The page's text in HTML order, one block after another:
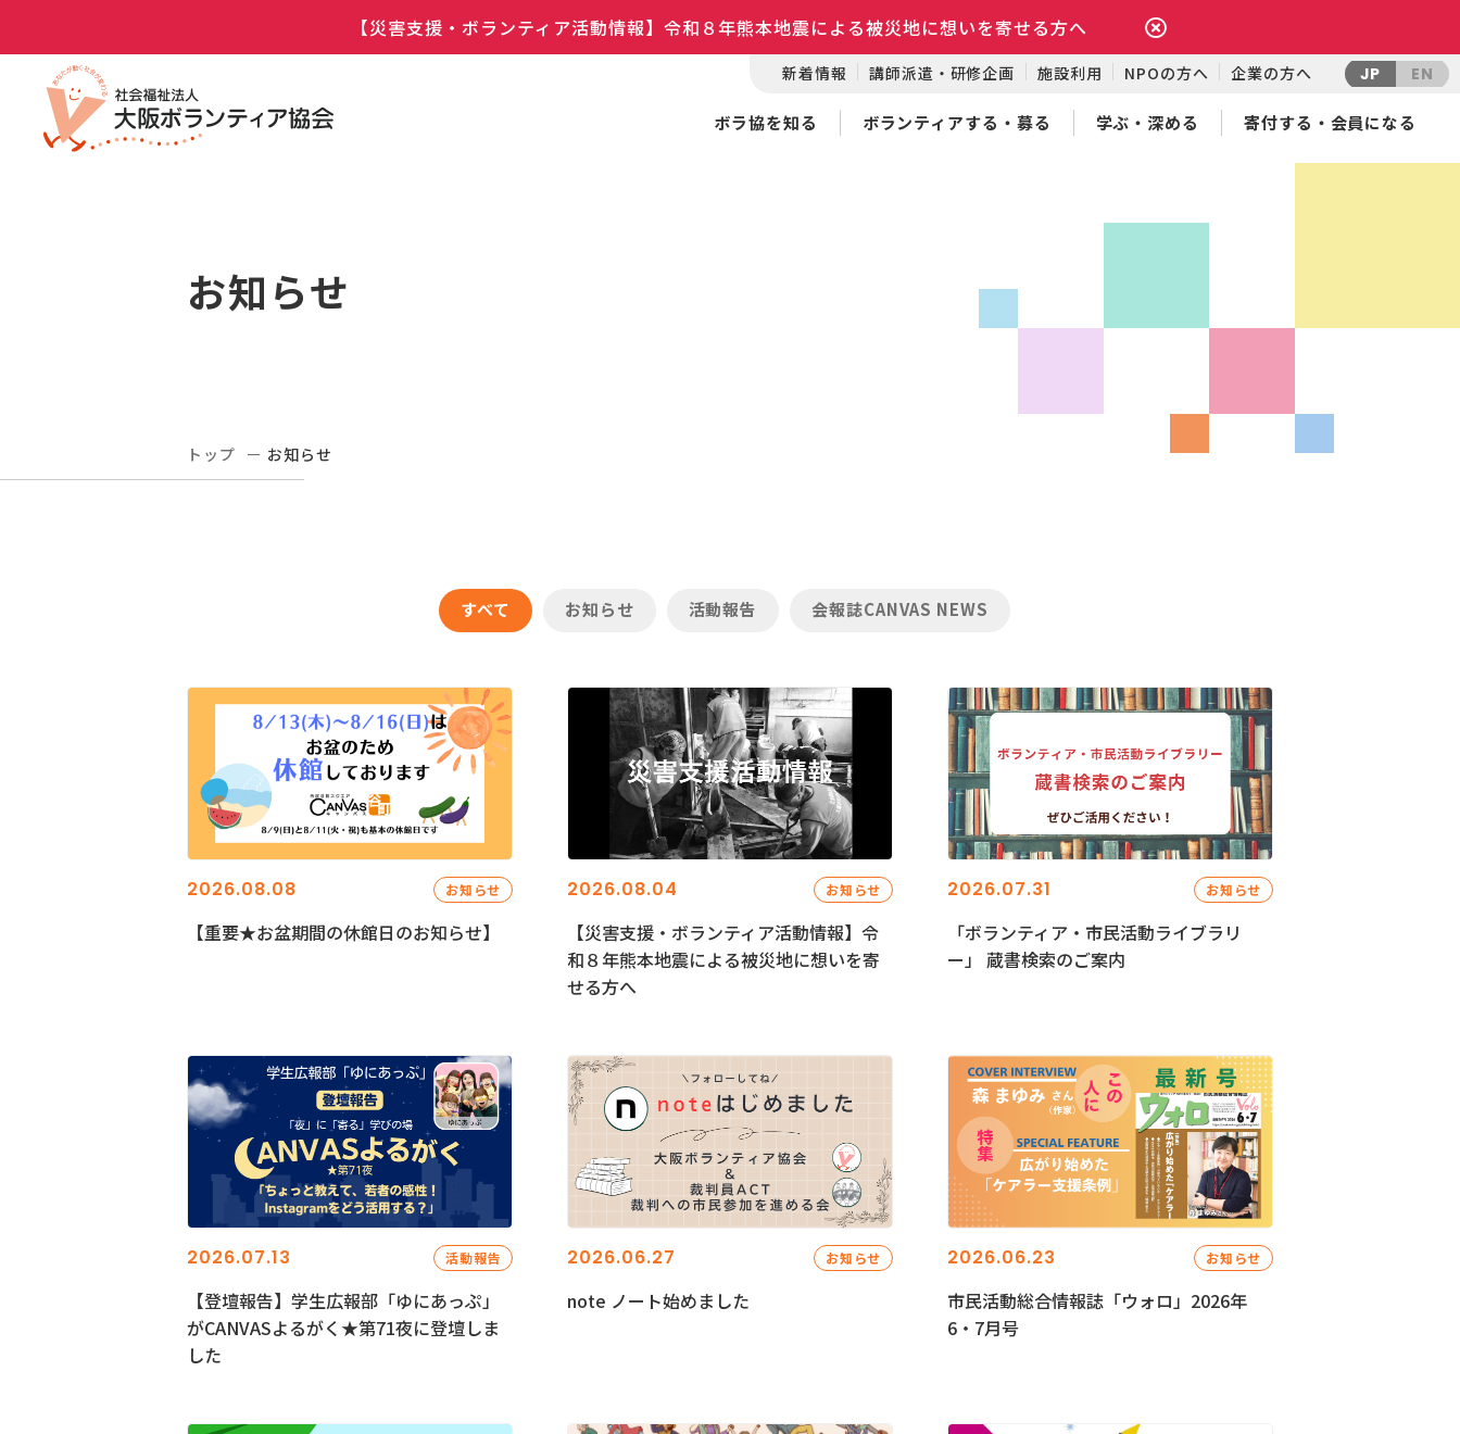
【災害支援・ボランティア活動情報】令和８年熊本地震による被災地に想いを寄せる方へ
新着情報 講師派遣・研修企画 施設利用 NPOの方へ 企業の方へ JP EN
ボラ協を知る ボランティアする・募る 学ぶ・深める 寄付する・会員になる
お知らせ
トップ お知らせ
すべて お知らせ 活動報告 会報誌CANVAS NEWS
2026.08.08 お知らせ
【重要★お盆期間の休館日のお知らせ】
2026.08.04 お知らせ
【災害支援・ボランティア活動情報】令
和８年熊本地震による被災地に想いを寄
せる方へ
2026.07.31 お知らせ
「ボランティア・市民活動ライブラリ
ー」 蔵書検索のご案内
2026.07.13 活動報告
【登壇報告】学生広報部「ゆにあっぷ」
がCANVASよるがく★第71夜に登壇しま
した
2026.06.27 お知らせ
note ノート始めました
2026.06.23 お知らせ
市民活動総合情報誌「ウォロ」2026年
6・7月号